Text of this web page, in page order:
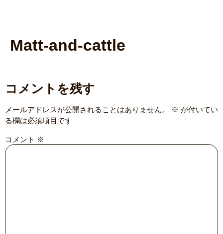
Matt-and-cattle
コメントを残す
メールアドレスが公開されることはありません。 ※ が付いてい
る欄は必須項目です
コメント ※